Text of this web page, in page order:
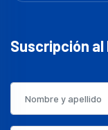
Suscripción